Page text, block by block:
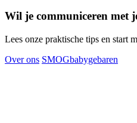
Wil je communiceren met
Lees onze praktische tips en start
Over ons SMOGbabygebaren